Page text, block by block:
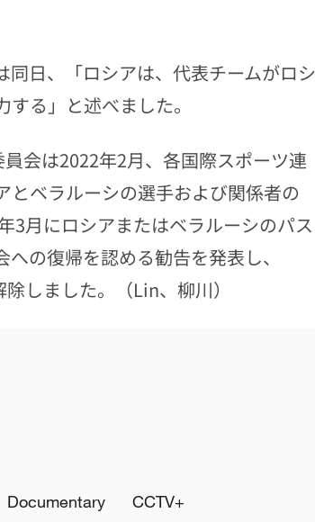
日、「ロシアは、代表チームがロシ
る」と述べました。
会は2022年2月、各国際スポーツ連
ベラルーシの選手および関係者の
3月にロシアまたはベラルーシのパス
の復帰を認める勧告を発表し、
しました。（Lin、柳川）
Documentary CCTV+